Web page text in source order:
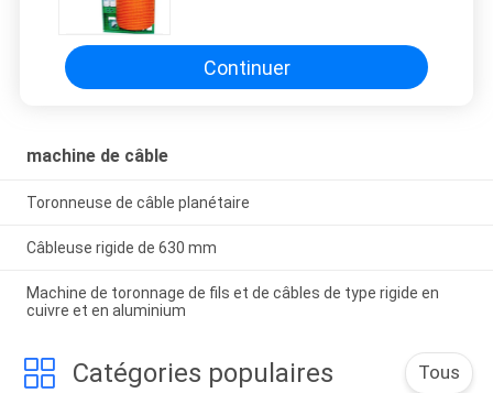
Continuer
machine de câble
Toronneuse de câble planétaire
Câbleuse rigide de 630 mm
Machine de toronnage de fils et de câbles de type rigide en
cuivre et en aluminium
Catégories populaires Tous